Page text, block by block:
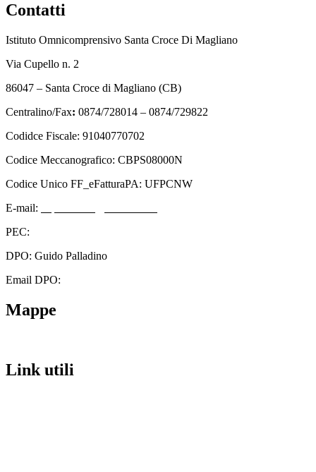
Contatti
Istituto Omnicomprensivo Santa Croce Di Magliano
Via Cupello n. 2
86047 – Santa Croce di Magliano (CB)
Centralino/Fax: 0874/728014 – 0874/729822
Codidce Fiscale: 91040770702
Codice Meccanografico: CBPS08000N
Codice Unico FF_eFatturaPA: UFPCNW
E-mail:
PEC:
DPO: Guido Palladino
Email DPO:
Mappe
Link utili